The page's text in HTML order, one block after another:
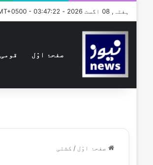
ہفتہ, 08 اگست 2026 - GMT+0500 - 03:47:22
صفحۂ اوّل قومی
صفحۂ اوّل / کشتی